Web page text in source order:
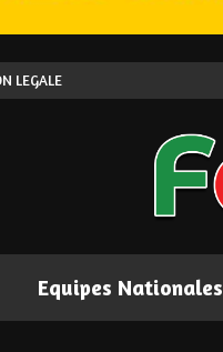
LEGALE
Equipes Nationales